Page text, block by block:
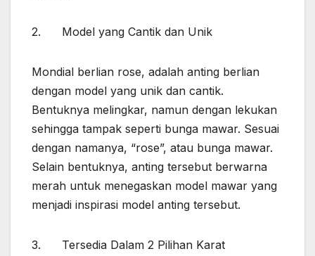
2. Model yang Cantik dan Unik
Mondial berlian rose, adalah anting berlian
dengan model yang unik dan cantik.
Bentuknya melingkar, namun dengan lekukan
sehingga tampak seperti bunga mawar. Sesuai
dengan namanya, “rose”, atau bunga mawar.
Selain bentuknya, anting tersebut berwarna
merah untuk menegaskan model mawar yang
menjadi inspirasi model anting tersebut.
3. Tersedia Dalam 2 Pilihan Karat